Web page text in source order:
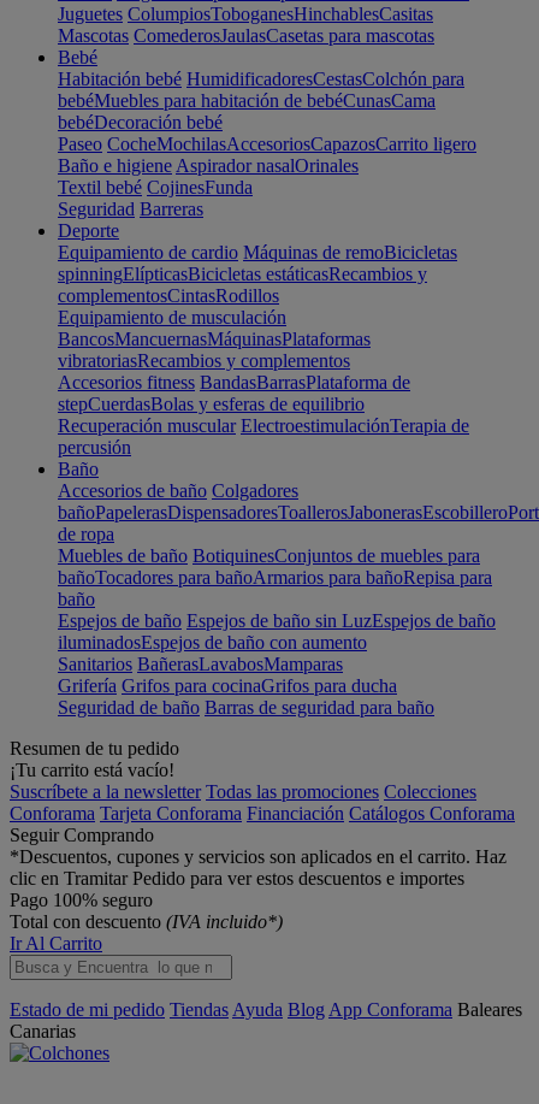
Juguetes ColumpiosToboganesHinchablesCasitas
Mascotas ComederosJaulasCasetas para mascotas
Bebé
Habitación bebé HumidificadoresCestasColchón para
bebéMuebles para habitación de bebéCunasCama
bebéDecoración bebé
Paseo CocheMochilasAccesoriosCapazosCarrito ligero
Baño e higiene Aspirador nasalOrinales
Textil bebé CojinesFunda
Seguridad Barreras
Deporte
Equipamiento de cardio Máquinas de remoBicicletas
spinningElípticasBicicletas estáticasRecambios y
complementosCintasRodillos
Equipamiento de musculación
BancosMancuernasMáquinasPlataformas
vibratoriasRecambios y complementos
Accesorios fitness BandasBarrasPlataforma de
stepCuerdasBolas y esferas de equilibrio
Recuperación muscular ElectroestimulaciónTerapia de
percusión
Baño
Accesorios de baño Colgadores
bañoPapelerasDispensadoresToallerosJabonerasEscobillero
de ropa
Muebles de baño BotiquinesConjuntos de muebles para
bañoTocadores para bañoArmarios para bañoRepisa para
baño
Espejos de baño Espejos de baño sin LuzEspejos de baño
iluminadosEspejos de baño con aumento
Sanitarios BañerasLavabosMamparas
Grifería Grifos para cocinaGrifos para ducha
Seguridad de baño Barras de seguridad para baño
Resumen de tu pedido
¡Tu carrito está vacío!
Suscríbete a la newsletter Todas las promociones Colecciones
Conforama Tarjeta Conforama Financiación Catálogos Conforama
Seguir Comprando
*Descuentos, cupones y servicios son aplicados en el carrito. Haz
clic en Tramitar Pedido para ver estos descuentos e importes
Pago 100% seguro
Total con descuento (IVA incluido*)
Ir Al Carrito
Estado de mi pedido Tiendas Ayuda Blog App Conforama Baleares
Canarias